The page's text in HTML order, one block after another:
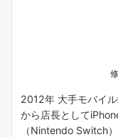
2012年 大手モバイ
から店長として
（Nintendo Switch